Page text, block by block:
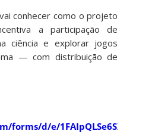
conhecer como o projeto
a participação de
ciência e explorar jogos
— com distribuição de
forms/d/e/